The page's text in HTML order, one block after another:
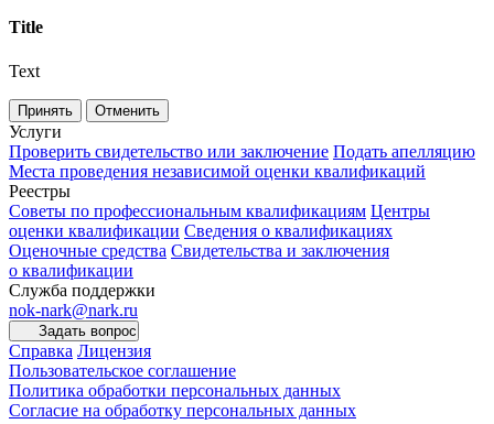
Title
Text
Принять Отменить
Услуги
Проверить свидетельство или заключение Подать апелляцию
Места проведения независимой оценки квалификаций
Реестры
Советы по профессиональным квалификациям Центры
оценки квалификации Сведения о квалификациях
Оценочные средства Свидетельства и заключения
о квалификации
Служба поддержки
nok-nark@nark.ru
Задать вопрос
Справка Лицензия
Пользовательское соглашение
Политика обработки персональных данных
Согласие на обработку персональных данных